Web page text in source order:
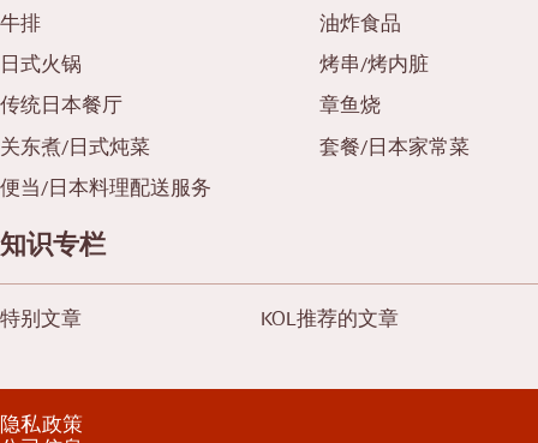
牛排
油炸食品
日式火锅
烤串/烤内脏
传统日本餐厅
章鱼烧
关东煮/日式炖菜
套餐/日本家常菜
便当/日本料理配送服务
知识专栏
特别文章 KOL推荐的文章
隐私政策